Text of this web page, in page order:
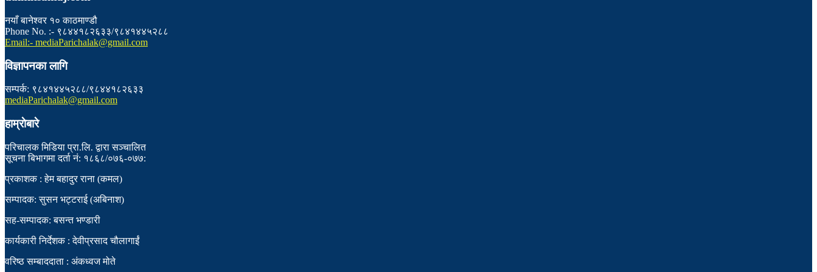
नयाँ बानेश्वर १० काठमाण्डौ
Phone No. :- ९८४४१८२६३३/९८४१४४५२८८
Email:- mediaParichalak@gmail.com
विज्ञापनका लागि
सम्पर्क: ९८४१४४५२८८/९८४४१८२६३३
mediaParichalak@gmail.com
हाम्राेबारे
परिचालक मिडिया प्रा.लि. द्वारा सञ्चालित
सूचना बिभागमा दर्ता नं: १८६८/०७६-०७७:
प्रकाशक : हेम बहादुर राना (कमल)
सम्पादक: सुसन भट्टराई (अबिनाश)
सह-सम्पादक: बसन्त भण्डारी
कार्यकारी निर्देशक : देवीप्रसाद चौलागाईं
वरिष्ठ सम्बाददाता : अंकध्वज मोते